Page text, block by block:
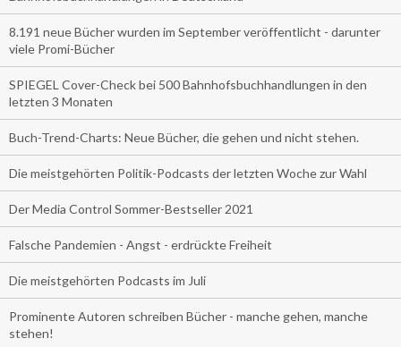
8.191 neue Bücher wurden im September veröffentlicht - darunter
viele Promi-Bücher
SPIEGEL Cover-Check bei 500 Bahnhofsbuchhandlungen in den
letzten 3 Monaten
Buch-Trend-Charts: Neue Bücher, die gehen und nicht stehen.
Die meistgehörten Politik-Podcasts der letzten Woche zur Wahl
Der Media Control Sommer-Bestseller 2021
Falsche Pandemien - Angst - erdrückte Freiheit
Die meistgehörten Podcasts im Juli
Prominente Autoren schreiben Bücher - manche gehen, manche
stehen!